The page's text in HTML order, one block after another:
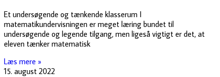
Et undersøgende og tænkende klasserum I
matematikundervisningen er meget læring bundet til
undersøgende og legende tilgang, men ligeså vigtigt er det, at
eleven tænker matematisk
Læs mere »
15. august 2022